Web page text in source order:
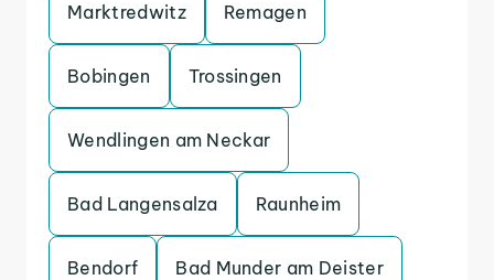
Marktredwitz Remagen
Bobingen Trossingen
Wendlingen am Neckar
Bad Langensalza Raunheim
Bendorf Bad Munder am Deister